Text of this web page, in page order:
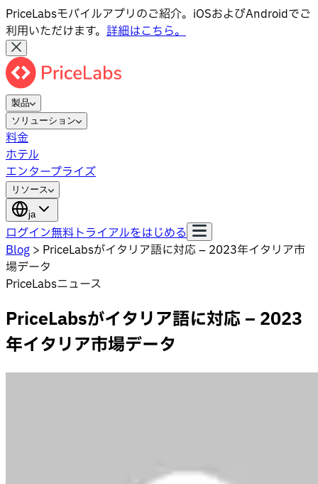
PriceLabsモバイルアプリのご紹介。iOSおよびAndroidでご
利用いただけます。 詳細はこちら。
製品
ソリューション
料金
ホテル
エンタープライズ
リソース
ja
ログイン無料トライアルをはじめる
Blog > PriceLabsがイタリア語に対応 – 2023年イタリア市
場データ
PriceLabsニュース
PriceLabsがイタリア語に対応 – 2023
年イタリア市場データ